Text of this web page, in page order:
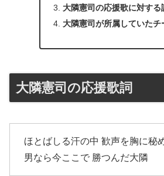
大隣憲司の応援歌に対する
大隣憲司が所属していたチ
大隣憲司の応援歌詞
ほとばしる汗の中 歓声を胸に秘
男なら今ここで 勝つんだ大隣